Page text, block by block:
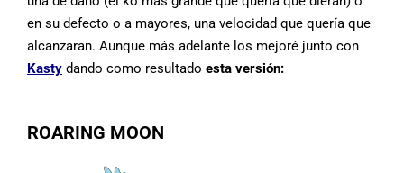
en su defecto o a mayores, una velocidad que quería que
alcanzaran. Aunque más adelante los mejoré junto con
Kasty dando como resultado esta versión:
ROARING MOON